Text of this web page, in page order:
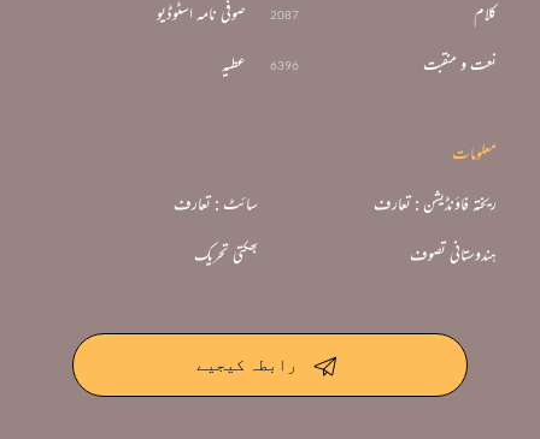
کلام 2087
نعت و منقبت 6396
صوفی نامہ اسٹوڈیو
عطیہ
معلومات
سائٹ : تعارف ریختہ فاؤنڈیشن : تعارف
بھکتی تحریک ہندوستانی تصوف
رابطہ کیجیے